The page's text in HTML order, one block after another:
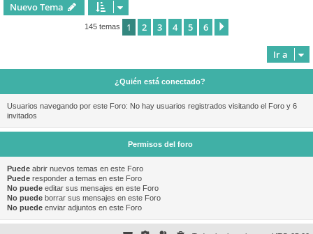
Nuevo Tema
145 temas 1 2 3 4 5 6
Ir a
¿Quién está conectado?
Usuarios navegando por este Foro: No hay usuarios registrados visitando el Foro y 6
invitados
Permisos del foro
Puede abrir nuevos temas en este Foro
Puede responder a temas en este Foro
No puede editar sus mensajes en este Foro
No puede borrar sus mensajes en este Foro
No puede enviar adjuntos en este Foro